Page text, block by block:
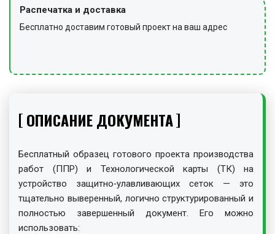
Распечатка и доставка
Бесплатно доставим готовый проект на ваш адрес
ОПИСАНИЕ ДОКУМЕНТА
Бесплатный образец готового проекта производства
работ (ППР) и Технологической карты (ТК) на
устройство защитно‑улавливающих сеток — это
тщательно выверенный, логично структурированный и
полностью завершенный документ. Его можно
использовать: